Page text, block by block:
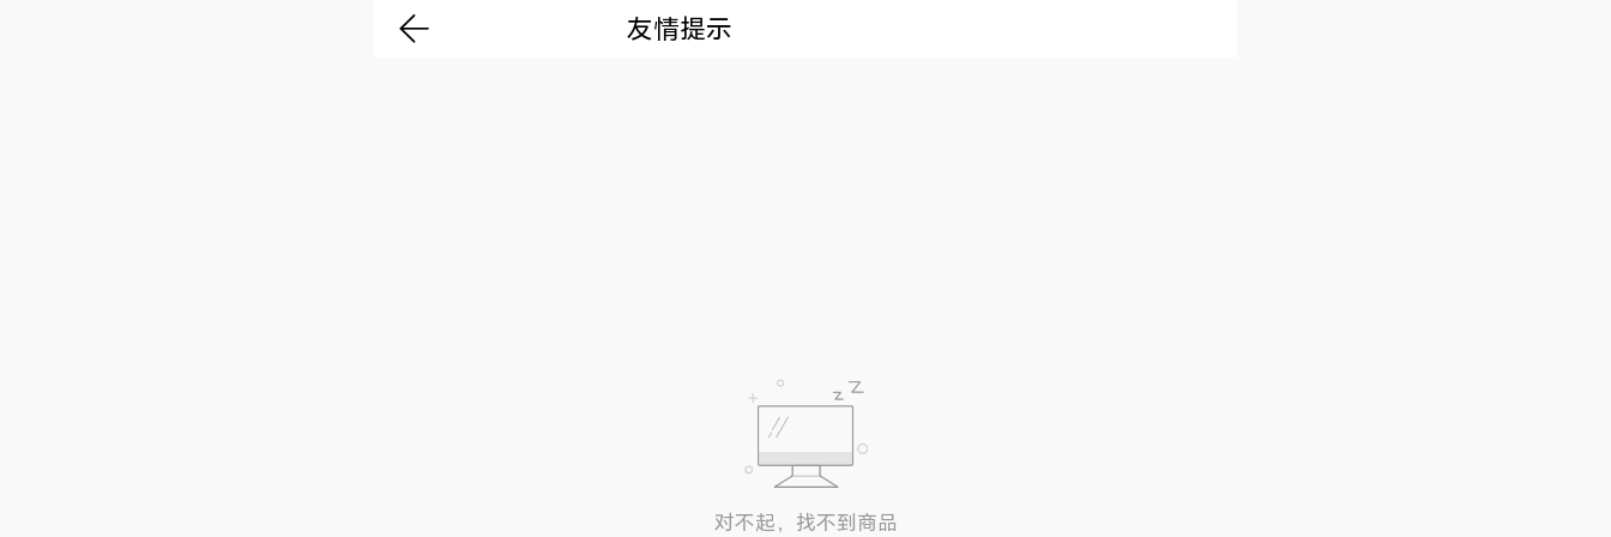
友情提示
对不起，找不到商品